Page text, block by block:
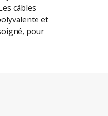
câbles
et
pour